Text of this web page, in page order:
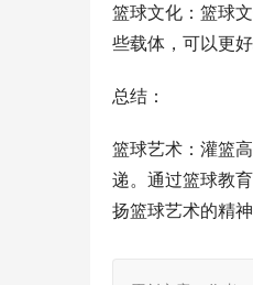
篮球文化：篮球
些载体，可以更
总结：
篮球艺术：灌篮
递。通过篮球教
扬篮球艺术的精